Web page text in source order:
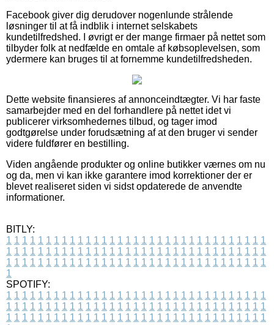
Facebook giver dig derudover nogenlunde strålende
løsninger til at få indblik i internet selskabets
kundetilfredshed. I øvrigt er der mange firmaer på nettet som
tilbyder folk at nedfælde en omtale af købsoplevelsen, som
ydermere kan bruges til at fornemme kundetilfredsheden.
Dette website finansieres af annonceindtægter. Vi har faste
samarbejder med en del forhandlere på nettet idet vi
publicerer virksomhedernes tilbud, og tager imod
godtgørelse under forudsætning af at den bruger vi sender
videre fuldfører en bestilling.
Viden angående produkter og online butikker værnes om nu
og da, men vi kan ikke garantere imod korrektioner der er
blevet realiseret siden vi sidst opdaterede de anvendte
informationer.
BITLY:
1 1 1 1 1 1 1 1 1 1 1 1 1 1 1 1 1 1 1 1 1 1 1 1 1 1 1 1 1 1 1 1 1
1 1 1 1 1 1 1 1 1 1 1 1 1 1 1 1 1 1 1 1 1 1 1 1 1 1 1 1 1 1 1 1 1
1 1 1 1 1 1 1 1 1 1 1 1 1 1 1 1 1 1 1 1 1 1 1 1 1 1 1 1 1 1 1 1 1
1
SPOTIFY:
1 1 1 1 1 1 1 1 1 1 1 1 1 1 1 1 1 1 1 1 1 1 1 1 1 1 1 1 1 1 1 1 1
1 1 1 1 1 1 1 1 1 1 1 1 1 1 1 1 1 1 1 1 1 1 1 1 1 1 1 1 1 1 1 1 1
1 1 1 1 1 1 1 1 1 1 1 1 1 1 1 1 1 1 1 1 1 1 1 1 1 1 1 1 1 1 1 1 1